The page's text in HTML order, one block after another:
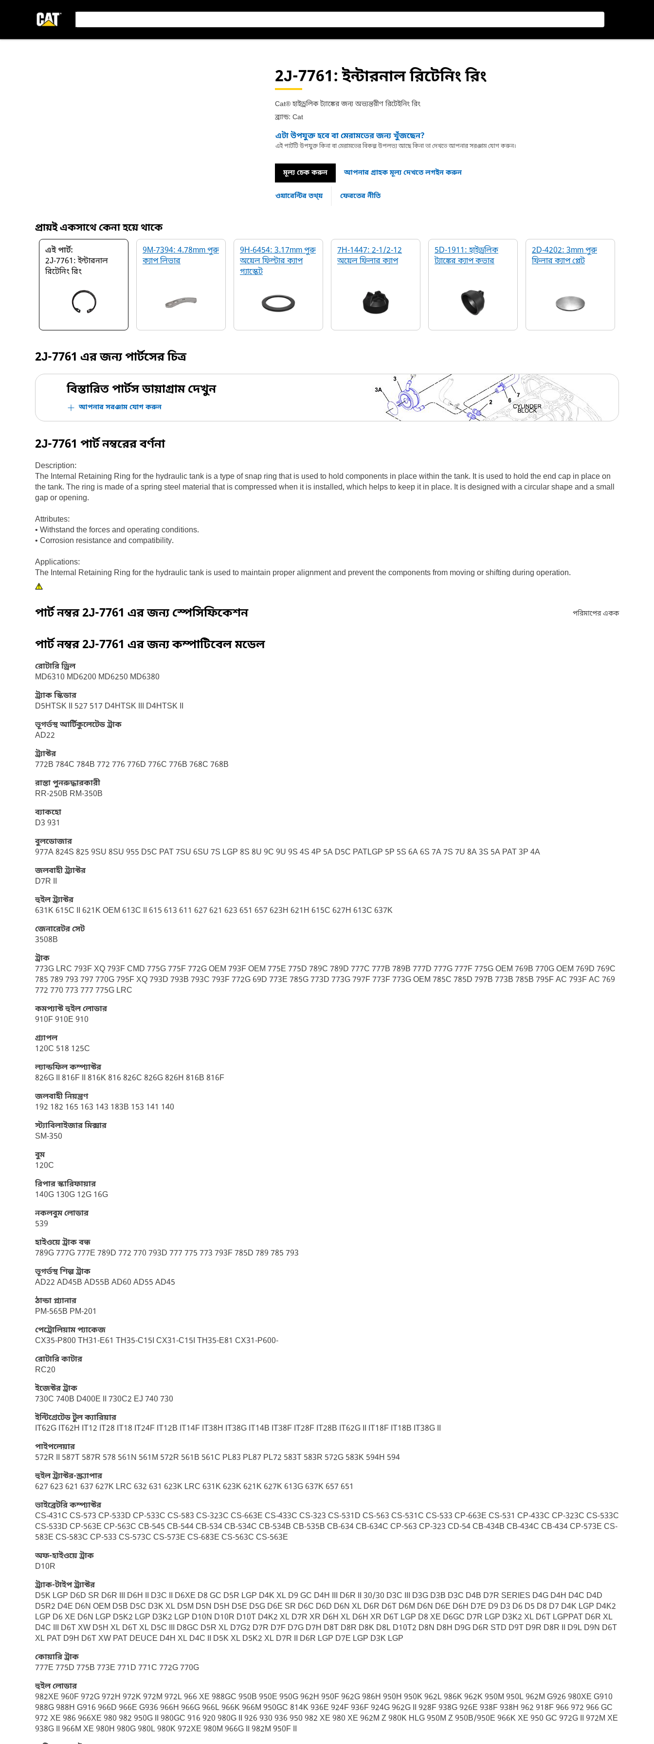
2J-7761: ইন্টারনাল রিটেনিং রিং
Cat® হাইড্রলিক ট্যাঙ্কের জন্য অভ্যন্তরীণ রিটেইনিং রিং
ব্র্যান্ড: Cat
এটা উপযুক্ত হবে বা মেরামতের জন্য খুঁজছেন?
এই পার্টটি উপযুক্ত কিনা বা মেরামতের বিকল্প উপলভ্য আছে কিনা তা দেখতে আপনার সরঞ্জাম যোগ করুন।
মূল্য চেক করুন আপনার গ্রাহক মূল্য দেখতে লগইন করুন
ওয়ারেন্টির তথ্য় ফেরতের নীতি
প্রায়ই একসাথে কেনা হয়ে থাকে
এই পার্ট:
2J-7761: ইন্টারনাল
রিটেনিং রিং
9M-7394: 4.78mm পুরু
ক্যাপ লিভার
9H-6454: 3.17mm পুরু
অয়েল ফিল্টার ক্যাপ
গ্যাস্কেট
7H-1447: 2-1/2-12
অয়েল ফিলার ক্যাপ
5D-1911: হাইড্রলিক
ট্যাঙ্কের ক্যাপ কভার
2D-4202: 3mm পুরু
ফিলার ক্যাপ প্লেট
2J-7761 এর জন্য পার্টসের চিত্র
বিস্তারিত পার্টস ডায়াগ্রাম দেখুন
আপনার সরঞ্জাম যোগ করুন
2J-7761 পার্ট নম্বরের বর্ণনা
Description:
The Internal Retaining Ring for the hydraulic tank is a type of snap ring that is used to hold components in place within the tank. It is used to hold the end cap in place on
the tank. The ring is made of a spring steel material that is compressed when it is installed, which helps to keep it in place. It is designed with a circular shape and a small
gap or opening.
Attributes:
• Withstand the forces and operating conditions.
• Corrosion resistance and compatibility.
Applications:
The Internal Retaining Ring for the hydraulic tank is used to maintain proper alignment and prevent the components from moving or shifting during operation.
পার্ট নম্বর2J-7761 এর জন্য স্পেসিফিকেশন পরিমাপের একক
পার্ট নম্বর2J-7761 এর জন্য কম্পাটিবেল মডেল
রোটারি ড্রিল
MD6310 MD6200 MD6250 MD6380
ট্র্যাক স্কিডার
D5HTSK II 527 517 D4HTSK III D4HTSK II
ভূগর্ভস্থ আর্টিকুলেটেড ট্রাক
AD22
ট্র্যাক্টর
772B 784C 784B 772 776 776D 776C 776B 768C 768B
রাস্তা পুনরুদ্ধারকারী
RR-250B RM-350B
ব্যাকহো
D3 931
বুলডোজার
977A 824S 825 9SU 8SU 955 D5C PAT 7SU 6SU 7S LGP 8S 8U 9C 9U 9S 4S 4P 5A D5C PATLGP 5P 5S 6A 6S 7A 7S 7U 8A 3S 5A PAT 3P 4A
জলবাহী ট্র্যাক্টর
D7R II
হুইল ট্র্যাক্টর
631K 615C II 621K OEM 613C II 615 613 611 627 621 623 651 657 623H 621H 615C 627H 613C 637K
জেনারেটর সেট
3508B
ট্রাক
773G LRC 793F XQ 793F CMD 775G 775F 772G OEM 793F OEM 775E 775D 789C 789D 777C 777B 789B 777D 777G 777F 775G OEM 769B 770G OEM 769D 769C
785 789 793 797 770G 795F XQ 793D 793B 793C 793F 772G 69D 773E 785G 773D 773G 797F 773F 773G OEM 785C 785D 797B 773B 785B 795F AC 793F AC 769
772 770 773 777 775G LRC
কমপ্যাক্ট হুইল লোডার
910F 910E 910
গ্র্যাপল
120C 518 125C
ল্যান্ডফিল কম্প্যাক্টর
826G II 816F II 816K 816 826C 826G 826H 816B 816F
জলবাহী নিয়ন্ত্রণ
192 182 165 163 143 183B 153 141 140
স্ট্যাবিলাইজার মিক্সার
SM-350
বুম
120C
রিপার স্কারিফায়ার
140G 130G 12G 16G
নকলবুম লোডার
539
হাইওয়ে ট্রাক বন্ধ
789G 777G 777E 789D 772 770 793D 777 775 773 793F 785D 789 785 793
ভূগর্ভস্থ শিল্প ট্রাক
AD22 AD45B AD55B AD60 AD55 AD45
ঠান্ডা প্ল্যানার
PM-565B PM-201
পেট্রোলিয়াম প্যাকেজ
CX35-P800 TH31-E61 TH35-C15I CX31-C15I TH35-E81 CX31-P600-
রোটারি কাটার
RC20
ইজেক্টর ট্রাক
730C 740B D400E II 730C2 EJ 740 730
ইন্টিগ্রেটেড টুল ক্যারিয়ার
IT62G IT62H IT12 IT28 IT18 IT24F IT12B IT14F IT38H IT38G IT14B IT38F IT28F IT28B IT62G II IT18F IT18B IT38G II
পাইপলেয়ার
572R II 587T 587R 578 561N 561M 572R 561B 561C PL83 PL87 PL72 583T 583R 572G 583K 594H 594
হুইল ট্র্যাক্টর-স্ক্র্যাপার
627 623 621 637 627K LRC 632 631 623K LRC 631K 623K 621K 627K 613G 637K 657 651
ভাইব্রেটরি কম্প্যাক্টর
CS-431C CS-573 CP-533D CP-533C CS-583 CS-323C CS-663E CS-433C CS-323 CS-531D CS-563 CS-531C CS-533 CP-663E CS-531 CP-433C CP-323C CS-533C
CS-533D CP-563E CP-563C CB-545 CB-544 CB-534 CB-534C CB-534B CB-535B CB-634 CB-634C CP-563 CP-323 CD-54 CB-434B CB-434C CB-434 CP-573E CS-
583E CS-583C CP-533 CS-573C CS-573E CS-683E CS-563C CS-563E
অফ-হাইওয়ে ট্রাক
D10R
ট্র্যাক-টাইপ ট্র্যাক্টর
D5K LGP D6D SR D6R III D6H II D3C II D6XE D8 GC D5R LGP D4K XL D9 GC D4H III D6R II 30/30 D3C III D3G D3B D3C D4B D7R SERIES D4G D4H D4C D4D
D5R2 D4E D6N OEM D5B D5C D3K XL D5M D5N D5H D5E D5G D6E SR D6C D6D D6N XL D6R D6T D6M D6N D6E D6H D7E D9 D3 D6 D5 D8 D7 D4K LGP D4K2
LGP D6 XE D6N LGP D5K2 LGP D3K2 LGP D10N D10R D10T D4K2 XL D7R XR D6H XL D6H XR D6T LGP D8 XE D6GC D7R LGP D3K2 XL D6T LGPPAT D6R XL
D4C III D6T XW D5H XL D6T XL D5C III D8GC D5R XL D7G2 D7R D7F D7G D7H D8T D8R D8K D8L D10T2 D8N D8H D9G D6R STD D9T D9R D8R II D9L D9N D6T
XL PAT D9H D6T XW PAT DEUCE D4H XL D4C II D5K XL D5K2 XL D7R II D6R LGP D7E LGP D3K LGP
কোয়ারি ট্রাক
777E 775D 775B 773E 771D 771C 772G 770G
হুইল লোডার
982XE 960F 972G 972H 972K 972M 972L 966 XE 988GC 950B 950E 950G 962H 950F 962G 986H 950H 950K 962L 986K 962K 950M 950L 962M G926 980XE G910
988G 988H G916 966D 966E G936 966H 966G 966L 966K 966M 950GC 814K 936E 924F 936F 924G 962G II 928F 938G 926E 938F 938H 962 918F 966 972 966 GC
972 XE 986 966XE 980 982 950G II 980GC 916 920 980G II 926 930 936 950 982 XE 980 XE 962M Z 980K HLG 950M Z 950B/950E 966K XE 950 GC 972G II 972M XE
938G II 966M XE 980H 980G 980L 980K 972XE 980M 966G II 982M 950F II